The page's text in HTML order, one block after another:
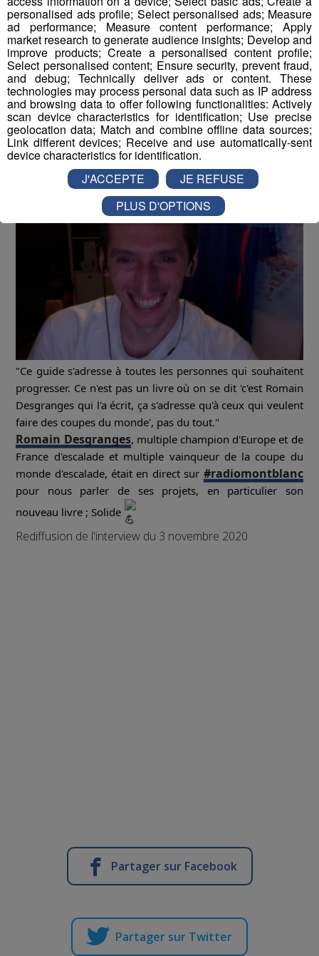
Romain Desgranges, nous
présente son livre "Solide" sur
Radio Mont Blanc
-11 janvier 2022 à 11h03-Mis à jour le 11 janvier 2022 à
11h10
Radio Mont Blanc
Animation
"Ce guide s'adresse à toutes les personnes qui souhaitent
progresser. Ce n'est pas un livre où on se dit 'c'est Romain
Desgranges qui l'a écrit, ça s'adresse qu'à ceux qui veulent
faire des coupes du monde', pas du tout."
Romain Desgranges, multiple champion d'Europe et de
France d'escalade et multiple vainqueur de la coupe du
monde d'escalade, était en direct sur #radiomontblanc
pour nous parler de ses projets, en particulier son
nouveau livre ; Solide
Rediffusion de l'interview du 3 novembre 2020
Partager sur Facebook
Partager sur Twitter
personalised ads profile; Select personalised ads; Measure
ad performance; Measure content performance; Apply
market research to generate audience insights; Develop and
improve products; Create a personalised content profile;
Select personalised content; Ensure security, prevent fraud,
and debug; Technically deliver ads or content. These
technologies may process personal data such as IP address
and browsing data to offer following functionalities: Actively
scan device characteristics for identification; Use precise
geolocation data; Match and combine offline data sources;
Link different devices; Receive and use automatically-sent
device characteristics for identification.
J'ACCEPTE
JE REFUSE
PLUS D'OPTIONS